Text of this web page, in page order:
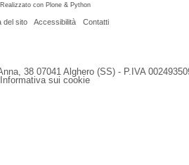
Realizzato con Plone & Python
del sito Accessibilità Contatti
38 07041 Alghero (SS) - P.IVA
Informativa sui cookie